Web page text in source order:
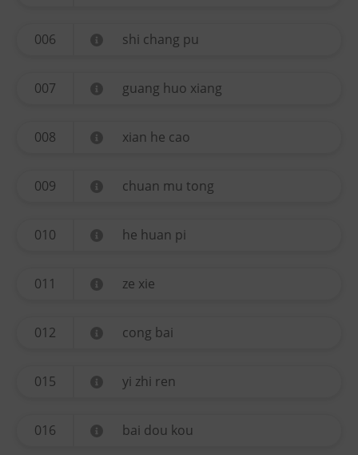
006 shi chang pu
007 guang huo xiang
008 xian he cao
009 chuan mu tong
010 he huan pi
011 ze xie
012 cong bai
015 yi zhi ren
016 bai dou kou